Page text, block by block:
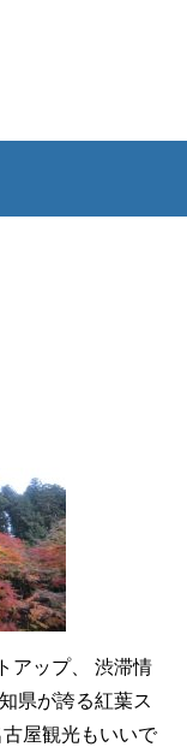
アップ、 渋滞情
県が誇る紅葉ス
屋観光もいいで